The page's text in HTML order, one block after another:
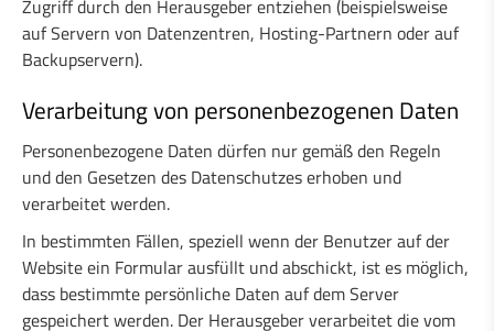
Zugriff durch den Herausgeber entziehen (beispielsweise
auf Servern von Datenzentren, Hosting-Partnern oder auf
Backupservern).
Verarbeitung von personenbezogenen Daten
Personenbezogene Daten dürfen nur gemäß den Regeln
und den Gesetzen des Datenschutzes erhoben und
verarbeitet werden.
In bestimmten Fällen, speziell wenn der Benutzer auf der
Website ein Formular ausfüllt und abschickt, ist es möglich,
dass bestimmte persönliche Daten auf dem Server
gespeichert werden. Der Herausgeber verarbeitet die vom